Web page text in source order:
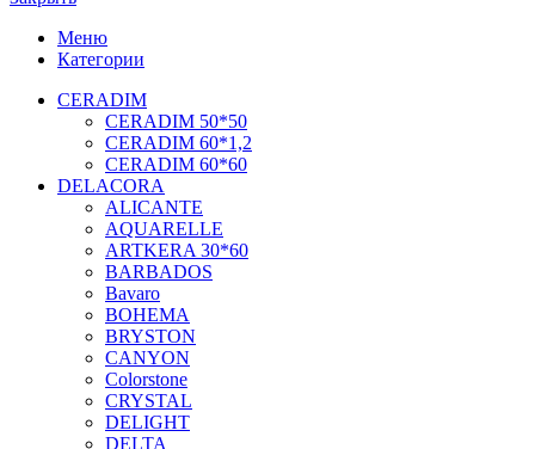
Меню
Категории
CERADIM
CERADIM 50*50
CERADIM 60*1,2
CERADIM 60*60
DELACORA
ALICANTE
AQUARELLE
ARTKERA 30*60
BARBADOS
Bavaro
BOHEMA
BRYSTON
CANYON
Colorstone
CRYSTAL
DELIGHT
DELTA